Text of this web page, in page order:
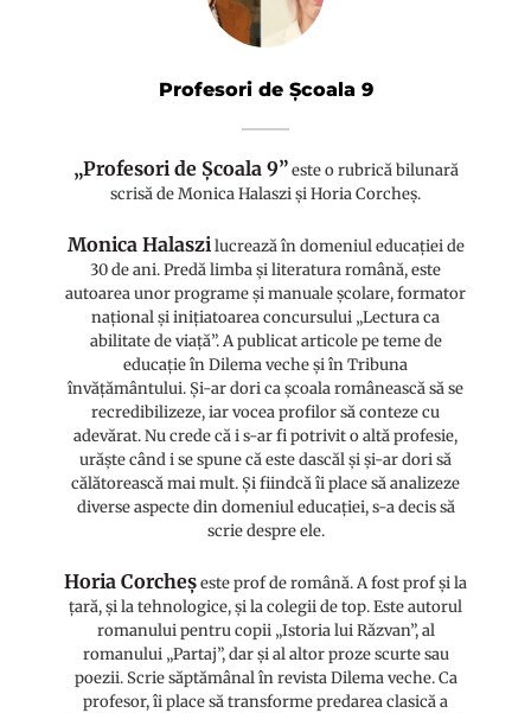
Profesori de Școala 9
„Profesori de Școala 9”este o rubrică bilunară
scrisă de Monica Halaszi și Horia Corcheș.
Monica Halaszilucrează în domeniul educației de
30 de ani. Predă limba și literatura română, este
autoarea unor programe și manuale școlare, formator
național și inițiatoarea concursului „Lectura ca
abilitate de viață”. A publicat articole pe teme de
educație în Dilema veche și în Tribuna
învățământului. Și-ar dori ca școala românească să se
recredibilizeze, iar vocea profilor să conteze cu
adevărat. Nu crede că i s-ar fi potrivit o altă profesie,
urăște când i se spune că este dascăl și și-ar dori să
călătorească mai mult. Și fiindcă îi place să analizeze
diverse aspecte din domeniul educației, s-a decis să
scrie despre ele.
Horia Corcheșeste prof de română. A fost prof și la
țară, și la tehnologice, și la colegii de top. Este autorul
romanului pentru copii „Istoria lui Răzvan”, al
romanului „Partaj”, dar și al altor proze scurte sau
poezii. Scrie săptămânal în revista Dilema veche. Ca
profesor, îi place să transforme predarea clasică a